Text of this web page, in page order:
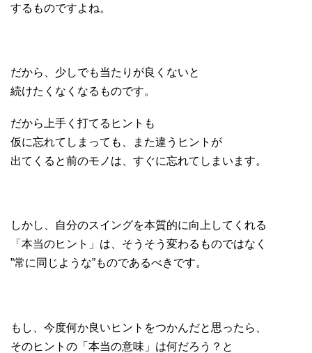
するものですよね。
だから、少しでも当たりが良くないと
続けたくなくなるものです。
だから上手く打てるヒントも
仮に忘れてしまっても、また違うヒントが
出てくると前のモノは、すぐに忘れてしまいます。
しかし、自分のスイングを本質的に向上してくれる
「本当のヒント」は、そうそう変わるものではなく
”常に同じような”ものであるべきです。
もし、今度何か良いヒントをつかんだと思ったら、
そのヒントの「本当の意味」は何だろう？と